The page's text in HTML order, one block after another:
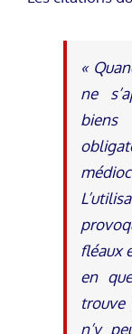
«
ne
fléaux
en
trouve
n’y